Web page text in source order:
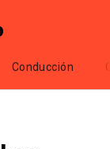
Conducción